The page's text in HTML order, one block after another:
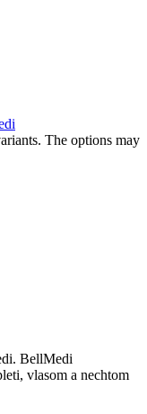
The options may
BellMedi
vlasom a nechtom